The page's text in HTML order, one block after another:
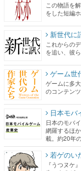
この物語を
をした短編
新世代に
これからの
を追い、彼
ゲーム世
ゲームに多
のコンテン
日本モバ
日本のモバ
網羅するほ
載。約20年
若ゲのい
『うつヌケ